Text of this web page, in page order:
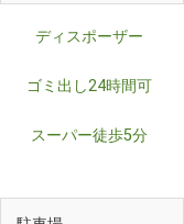
ディスポーザー
ゴミ出し24時間可
スーパー徒歩5分